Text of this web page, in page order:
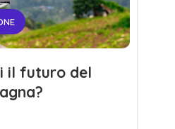
il futuro del